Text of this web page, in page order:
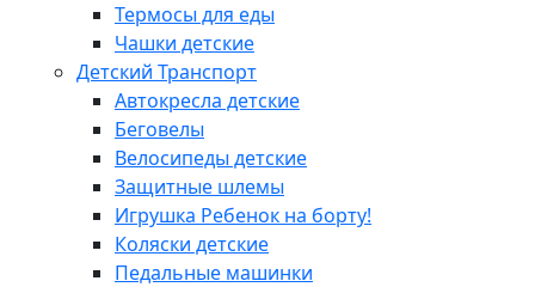
Термосы для еды
Чашки детские
Детский Транспорт
Автокресла детские
Беговелы
Велосипеды детские
Защитные шлемы
Игрушка Ребенок на борту!
Коляски детские
Педальные машинки